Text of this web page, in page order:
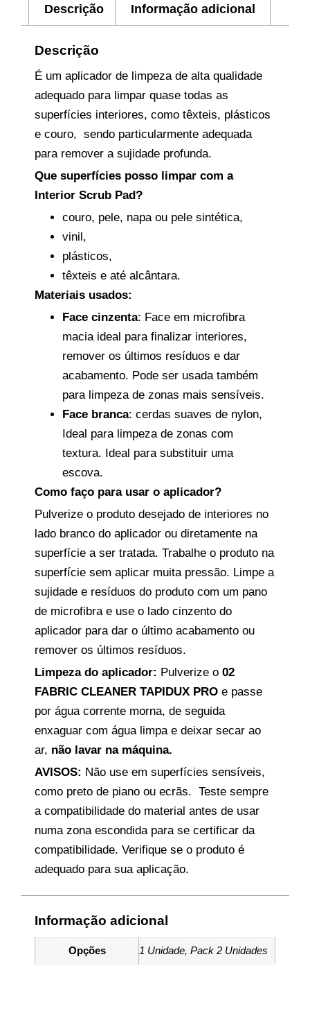
Descrição Informação adicional
Descrição
É um aplicador de limpeza de alta qualidade
adequado para limpar quase todas as
superfícies interiores, como têxteis, plásticos
e couro, sendo particularmente adequada
para remover a sujidade profunda.
Que superfícies posso limpar com a
Interior Scrub Pad?
couro, pele, napa ou pele sintética,
vinil,
plásticos,
têxteis e até alcântara.
Materiais usados:
Face cinzenta: Face em microfibra
macia ideal para finalizar interiores,
remover os últimos resíduos e dar
acabamento. Pode ser usada também
para limpeza de zonas mais sensíveis.
Face branca: cerdas suaves de nylon,
Ideal para limpeza de zonas com
textura. Ideal para substituir uma
escova.
Como faço para usar o aplicador?
Pulverize o produto desejado de interiores no
lado branco do aplicador ou diretamente na
superfície a ser tratada. Trabalhe o produto na
superfície sem aplicar muita pressão. Limpe a
sujidade e resíduos do produto com um pano
de microfibra e use o lado cinzento do
aplicador para dar o último acabamento ou
remover os últimos resíduos.
Limpeza do aplicador: Pulverize o 02
FABRIC CLEANER TAPIDUX PRO e passe
por água corrente morna, de seguida
enxaguar com água limpa e deixar secar ao
ar, não lavar na máquina.
AVISOS: Não use em superfícies sensíveis,
como preto de piano ou ecrãs. Teste sempre
a compatibilidade do material antes de usar
numa zona escondida para se certificar da
compatibilidade. Verifique se o produto é
adequado para sua aplicação.
Informação adicional
Opções 1 Unidade, Pack 2 Unidades